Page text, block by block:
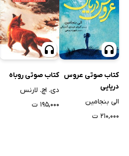
کتاب صوتی عروس
دریایی
الی بنجامین
۲۱۰,۰۰۰ ت
کتاب صوتی روباه
دی. اچ. لارنس
۱۹۵,۰۰۰ ت